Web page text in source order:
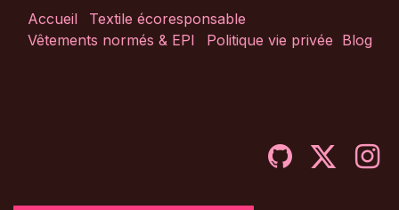
Accueil
Textile écoresponsable
Vêtements normés & EPI
Politique vie privée Blog